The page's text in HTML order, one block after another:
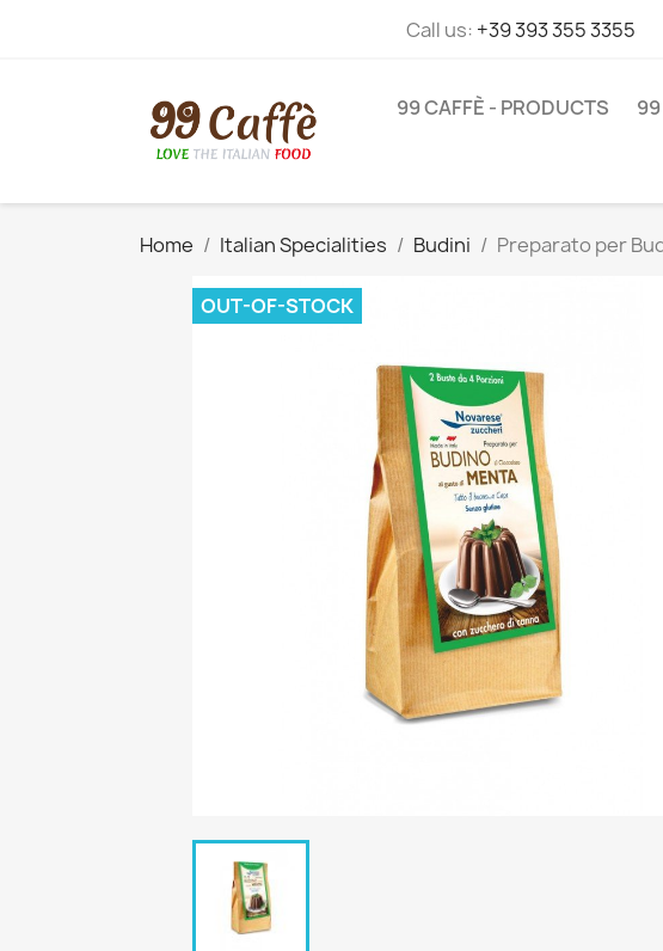
Call us: +39 393 355 3355
99 CAFFÈ - PRODUCTS
Home Italian Specialities Budini Preparato per
OUT-OF-STOCK